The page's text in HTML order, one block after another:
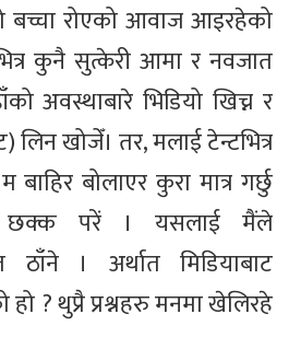
बच्चा रोएको आवाज आइरहेको
कुनै सुत्केरी आमा र नवजात
अवस्थाबारे भिडियो खिच्न र
खोजेँ। तर, मलाई टेन्टभित्र
बोलाएर कुरा मात्र गर्छु
छक्क परें । यसलाई मैंले
ठाँने । अर्थात मिडियाबाट
? थुप्रै प्रश्नहरु मनमा खेलिरहे